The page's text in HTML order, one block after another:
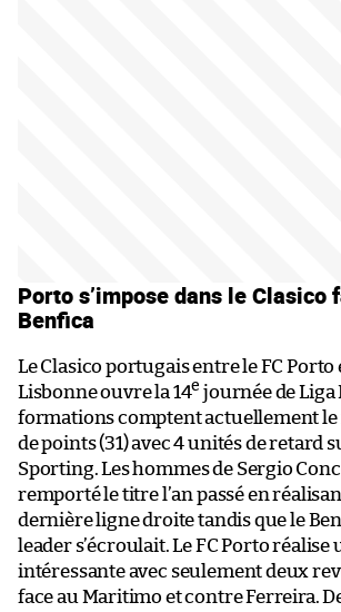
Porto s’impose dans le Clasico
Benfica
Le Clasico portugais entre le FC Porto
Lisbonne ouvre la 14e journée de Liga
formations comptent actuellement
de points (31) avec 4 unités de retard
Sporting. Les hommes de Sergio
remporté le titre l’an passé en
dernière ligne droite tandis que le
leader s’écroulait. Le FC Porto réalise
intéressante avec seulement deux
face au Maritimo et contre Ferreira.